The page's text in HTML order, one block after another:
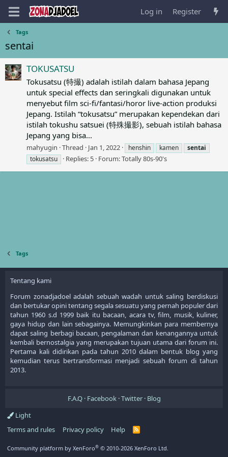
Log in Register
Tags
sentai
TOKUSATSU
Tokusatsu (特撮) adalah istilah dalam bahasa Jepang
untuk special effects dan seringkali digunakan untuk
menyebut film sci-fi/fantasi/horor live-action produksi
Jepang. Istilah “tokusatsu” merupakan kependekan dari
istilah tokushu satsuei (特殊撮影), sebuah istilah bahasa
Jepang yang bisa...
mahyugin Thread Jan 1, 2022 henshin kamen
sentai
tokusatsu
Replies: 5 Forum:Totally 80s-90's
Tags
Tentang kami
Forum zonadjadoel adalah sebuah wadah untuk saling berdiskusi
dan bertukar opini tentang segala sesuatu yang pernah populer dari
tahun 1960 s.d 1999 baik itu bacaan, acara tv, film, musik, kuliner,
gaya hidup dan lain sebagainya. Memungkinkan para membernya
dapat saling berbagi bacaan, pengalaman dan kenangannya untuk
kembali bernostalgia yang merupakan tujuan utama dari forum ini.
Pertama kali didirikan pada tahun 2010 dalam bentuk blog yang
kemudian terus bertransformasi menjadi sebuah forum di tahun
2013.
F.A.Q Facebook Twitter Blog
Light
Terms and rules
Privacy policy Help
R
Community platform by XenForo® © 2010-2026 XenForo Ltd.